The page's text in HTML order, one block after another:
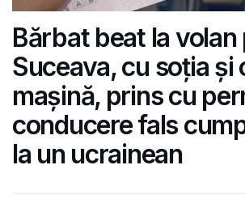
Bărbat beat la volan
Suceava, cu soția și
mașină, prins cu
conducere fals
la un ucrainean